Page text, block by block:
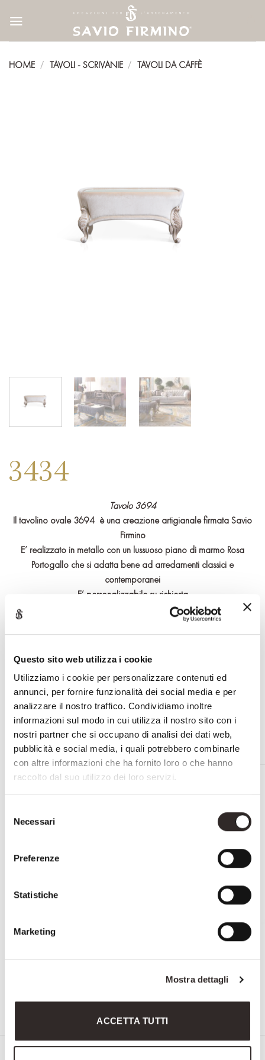
Questo sito web utilizza i cookie
Utilizziamo i cookie per personalizzare contenuti ed
annunci, per fornire funzionalità dei social media e per
analizzare il nostro traffico. Condividiamo inoltre
informazioni sul modo in cui utilizza il nostro sito con i
nostri partner che si occupano di analisi dei dati web,
pubblicità e social media, i quali potrebbero combinarle
con altre informazioni che ha fornito loro o che hanno
raccolto dal suo utilizzo dei loro servizi.
delNecessari
Preferenze
Statistiche
Marketing
Mostra dettagli
ACCETTA TUTTI
HOME / TAVOLI - SCRIVANIE / TAVOLI DA CAFFÈ
3434
Tavolo 3694
Il tavolino ovale 3694 è una creazione artigianale firmata Savio
Firmino
E’ realizzato in metallo con un lussuoso piano di marmo Rosa
Portogallo che si adatta bene ad arredamenti classici e
contemporanei
E’ personalizzabile su richiesta
Effettua il login o registrati per accedere a contenuti riservati
RICHIEDI INFORMAZIONI
PRODOTTI CORRELATI